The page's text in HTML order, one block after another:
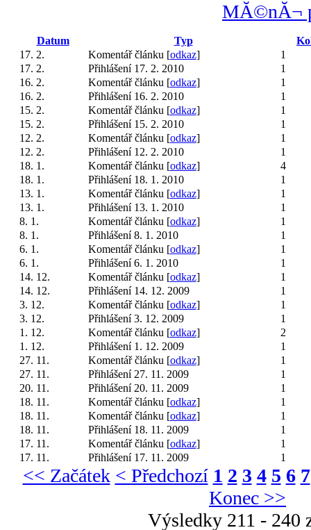
MĂ©nĂ¬
Datum Typ
17. 2.
Komentář článku [odkaz]
1
17. 2.
Přihlášení 17. 2. 2010
1
16. 2.
Komentář článku [odkaz]
1
16. 2.
Přihlášení 16. 2. 2010
1
15. 2.
Komentář článku [odkaz]
1
15. 2.
Přihlášení 15. 2. 2010
1
12. 2.
Komentář článku [odkaz]
1
12. 2.
Přihlášení 12. 2. 2010
1
18. 1.
Komentář článku [odkaz]
4
18. 1.
Přihlášení 18. 1. 2010
1
13. 1.
Komentář článku [odkaz]
1
13. 1.
Přihlášení 13. 1. 2010
1
8. 1.
Komentář článku [odkaz]
1
8. 1.
Přihlášení 8. 1. 2010
1
6. 1.
Komentář článku [odkaz]
1
6. 1.
Přihlášení 6. 1. 2010
1
14. 12.
Komentář článku [odkaz]
1
14. 12.
Přihlášení 14. 12. 2009
1
3. 12.
Komentář článku [odkaz]
1
3. 12.
Přihlášení 3. 12. 2009
1
1. 12.
Komentář článku [odkaz]
2
1. 12.
Přihlášení 1. 12. 2009
1
27. 11.
Komentář článku [odkaz]
1
27. 11.
Přihlášení 27. 11. 2009
1
20. 11.
Přihlášení 20. 11. 2009
1
18. 11.
Komentář článku [odkaz]
1
18. 11.
Komentář článku [odkaz]
1
18. 11.
Přihlášení 18. 11. 2009
1
17. 11.
Komentář článku [odkaz]
1
17. 11.
Přihlášení 17. 11. 2009 1
<< Začátek < Předchozí 1 2 3 4 5 6 7
Konec >>
Výsledky 211 - 240